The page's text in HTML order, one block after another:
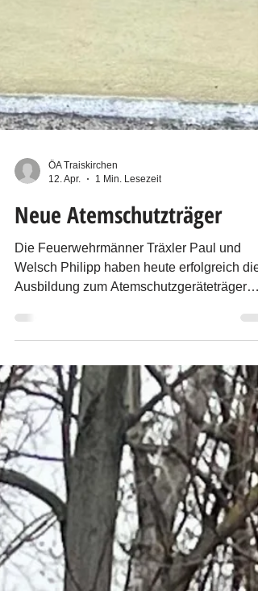
12. Apr.
1 Min. Lesezeit
Neue Atemschutzträger
Die Feuerwehrmänner Träxler Paul und
Ausbildung zum Atemschutzgeräteträger
absolviert. Die Mannschaft der Freiwilligen
herzlich zu dieser starken Leistung und
sich darauf, künftig gemeinsam im Einsatz
vorderster Front zu arbeiten.